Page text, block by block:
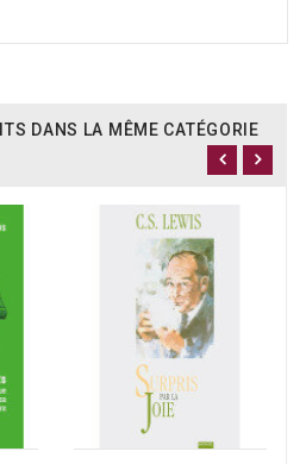
DANS LA MÊME CATÉGORIE